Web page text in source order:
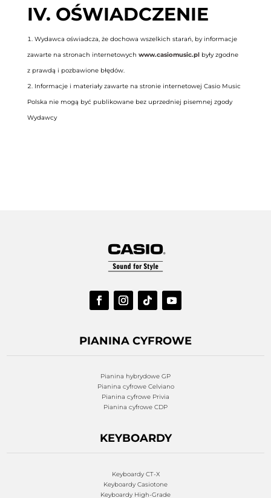
IV. OŚWIADCZENIE
Wydawca oświadcza, że dochowa wszelkich starań, by informacje
zawarte na stronach internetowych www.casiomusic.plbyły zgodne
z prawdą i pozbawione błędów.
Informacje i materiały zawarte na stronie internetowej Casio Music
Polska nie mogą być publikowane bez uprzedniej pisemnej zgody
Wydawcy
PIANINA CYFROWE
Pianina hybrydowe GP
Pianina cyfrowe Celviano
Pianina cyfrowe Privia
Pianina cyfrowe CDP
KEYBOARDY
Keyboardy CT-X
Keyboardy Casiotone
Keyboardy High-Grade